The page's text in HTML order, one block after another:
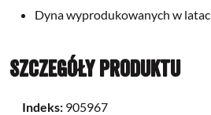
Dyna wyprodukowanych w
Szczegóły produktu
Indeks: 905967